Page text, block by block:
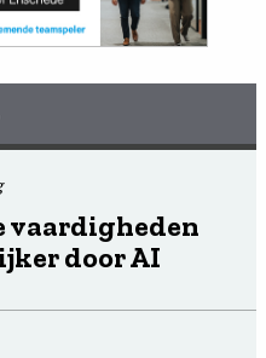
vaardigheden
door AI